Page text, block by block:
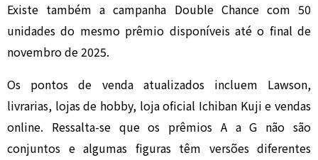
Existe também a campanha Double Chance com 50
unidades do mesmo prêmio disponíveis até o final de
novembro de 2025.
Os pontos de venda atualizados incluem Lawson,
livrarias, lojas de hobby, loja oficial Ichiban Kuji e vendas
online. Ressalta-se que os prêmios A a G não são
conjuntos e algumas figuras têm versões diferentes